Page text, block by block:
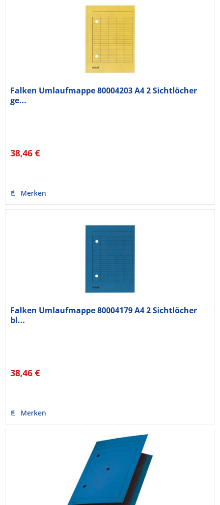
Falken Umlaufmappe 80004203 A4 2 Sichtlöcher
ge...
38,46 €
Merken
Falken Umlaufmappe 80004179 A4 2 Sichtlöcher
bl...
38,46 €
Merken